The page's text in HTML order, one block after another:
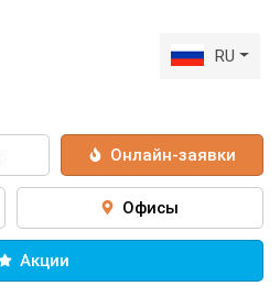
RU
Онлайн-заявки
Офисы
Акции